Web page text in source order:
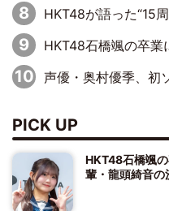
HKT48が語った“15周年本の思い出” 大食
HKT48石橋颯の卒業に寄せて
声優・奥村優季、初ソログラビアで初ソロ表紙を飾る！ 初
PICK UP
HKT48石橋颯
輩・龍頭綺音の